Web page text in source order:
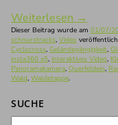
Weiterlesen →
Dieser Beitrag wurde am 01/07/
schnurstracks, Video
Cyclocross, Geländegängigkeit,
insta360 x5, interaktives Video,
Panoramakamera, Querfeldein,
Wald, Waldetappe.
SUCHE